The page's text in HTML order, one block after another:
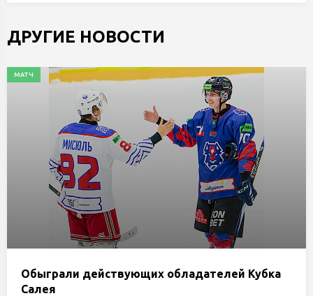
ДРУГИЕ НОВОСТИ
МАТЧ
Обыграли действующих обладателей Кубка
Салея